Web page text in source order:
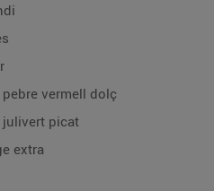
vermell dolç
julivert picat
extra